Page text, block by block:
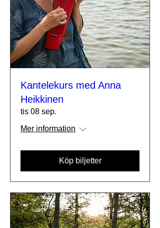
Kantelekurs med Anna
Heikkinen
tis 08 sep.
Mer information
Köp biljetter